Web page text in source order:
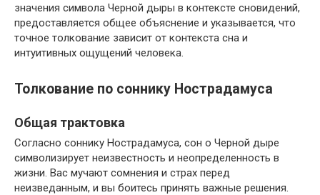
значения символа Черной дыры в контексте сновидений,
предоставляется общее объяснение и указывается, что
точное толкование зависит от контекста сна и
интуитивных ощущений человека.
Толкование по соннику Нострадамуса
Общая трактовка
Согласно соннику Нострадамуса, сон о Черной дыре
символизирует неизвестность и неопределенность в
жизни. Вас мучают сомнения и страх перед
неизведанным, и вы боитесь принять важные решения.